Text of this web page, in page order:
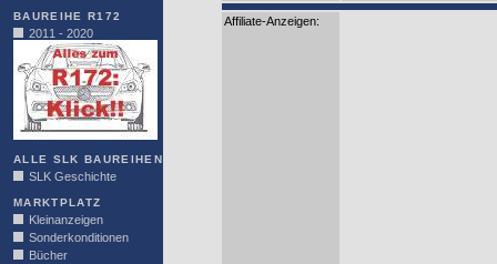
BAUREIHE R172
2011 - 2020
ALLE SLK BAUREIHEN
SLK Geschichte
MARKTPLATZ
Kleinanzeigen
Sonderkonditionen
Bücher
Affiliate-Anzeigen: